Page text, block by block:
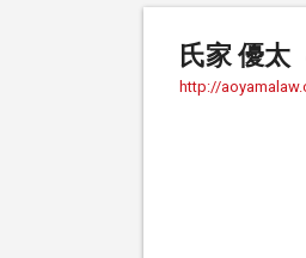
氏家 優太
http://